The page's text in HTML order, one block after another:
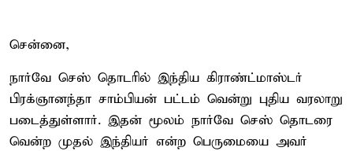
சென்னை,
நார்வே செஸ் தொடரில் இந்திய கிராண்ட்மாஸ்டர்
பிரக்ஞானந்தா சாம்பியன் பட்டம் வென்று புதிய வரலாறு
படைத்துள்ளார். இதன் மூலம் நார்வே செஸ் தொடரை
வென்ற முதல் இந்தியர் என்ற பெருமையை அவர்